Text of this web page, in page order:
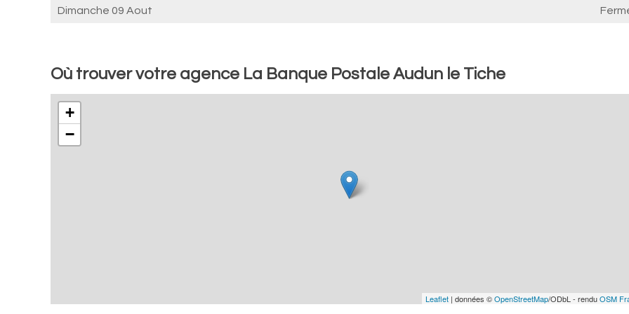
Dimanche 09 Aout
Où trouver votre agence La Banque Postale Audun le Tiche
+
−
Leaflet | données ©OpenStreetMap/ODbL - renduOSM